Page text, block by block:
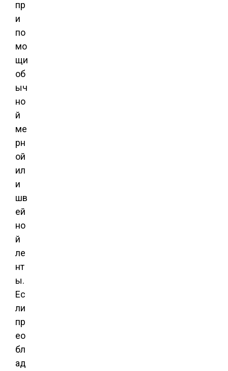
пр
и
по
мо
щи
об
ыч
но
й
ме
рн
ой
ил
и
шв
ей
но
й
ле
нт
ы.
Ес
ли
пр
ео
бл
ад